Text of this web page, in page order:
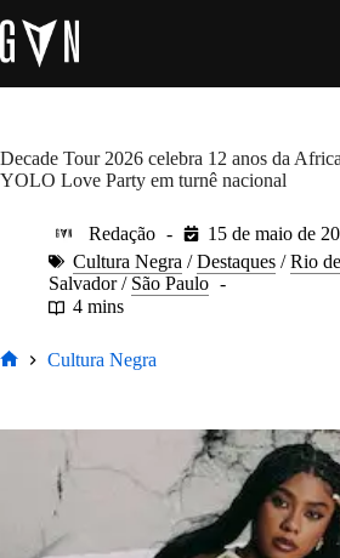
para
o
conteúdo
Decade Tour 2026 celebra 12 anos da
YOLO Love Party em turnê nacional
Redação
15 de maio de
Cultura Negra /Destaques /Rio
Salvador/ São Paulo
4 mins
Cultura Negra